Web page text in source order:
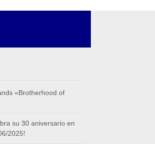
«Brotherhood of
su 30 aniversario en
2025!